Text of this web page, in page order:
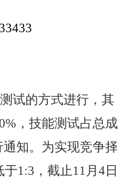
试的方式进行，其
，技能测试占总成
知。为实现竞争择
1:3，截止11月4日